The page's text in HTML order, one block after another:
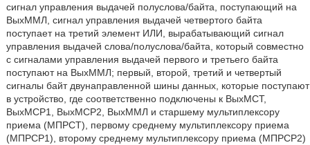
сигнал управления выдачей полуслова/байта, поступающий на
ВыхММЛ, сигнал управления выдачей четвертого байта
поступает на третий элемент ИЛИ, вырабатывающий сигнал
управления выдачей слова/полуслова/байта, который совместно
с сигналами управления выдачей первого и третьего байта
поступают на ВыхММЛ; первый, второй, третий и четвертый
сигналы байт двунаправленной шины данных, которые поступают
в устройство, где соответственно подключены к ВыхМСТ,
ВыхМСР1, ВыхМСР2, ВыхММЛ и старшему мультиплексору
приема (МПРСТ), первому среднему мультиплексору приема
(МПРСР1), второму среднему мультиплексору приема (МПРСР2)